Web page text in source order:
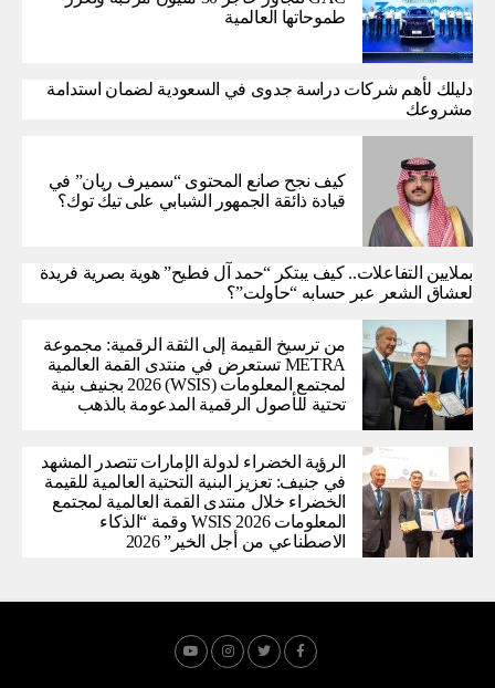
طموحاتها العالمية
دليلك لأهم شركات دراسة جدوى في السعودية لضمان استدامة
مشروعك
كيف نجح صانع المحتوى “سميرف ريان” في
قيادة ذائقة الجمهور الشبابي على تيك توك؟
بملايين التفاعلات.. كيف يبتكر “حمد آل فطيح” هوية بصرية فريدة
لعشاق الشعر عبر حسابه “حاولت”؟
من ترسيخ القيمة إلى الثقة الرقمية: مجموعة
METRA تستعرض في منتدى القمة العالمية
لمجتمع المعلومات (WSIS) 2026 بجنيف بنية
تحتية للأصول الرقمية المدعومة بالذهب
الرؤية الخضراء لدولة الإمارات تتصدر المشهد
في جنيف: تعزيز البنية التحتية العالمية للقيمة
الخضراء خلال منتدى القمة العالمية لمجتمع
المعلومات WSIS 2026 وقمة “الذكاء
الاصطناعي من أجل الخير” 2026